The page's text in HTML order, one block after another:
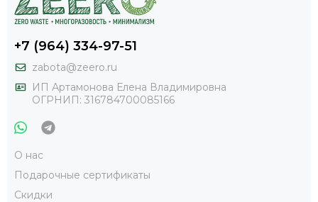
+7 (964) 334-97-51
zabota@zeero.ru
И П Артамонова Елена Владимировна
ОГРНИП: 316784700085166
О нас
Подарочные сертификаты
Скидки